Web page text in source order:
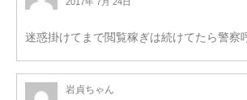
迷惑掛けてまで閲覧稼ぎは続けてたら警察
岩貞ちゃん